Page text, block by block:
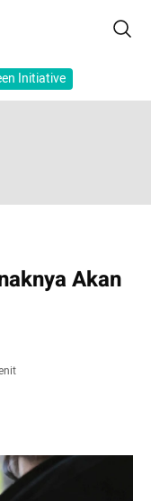
Initiative
Akan